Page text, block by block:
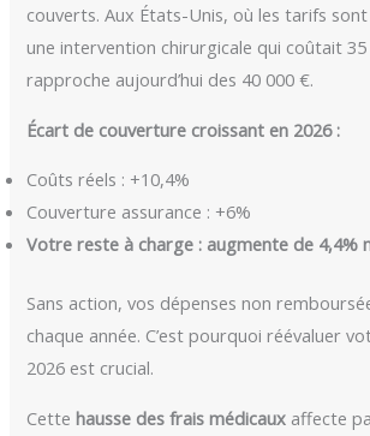
couverts. Aux États-Unis, où les tarifs
une intervention chirurgicale qui coûtait 35
rapproche aujourd’hui des 40 000 €.
Écart de couverture croissant en 2026 :
Coûts réels : +10,4%
Couverture assurance : +6%
Votre reste à charge : augmente de 4,4%
Sans action, vos dépenses non
chaque année. C’est pourquoi réévaluer
2026 est crucial.
Cettehausse des frais médicaux affecte